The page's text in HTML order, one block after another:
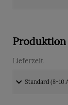
Lieferzeit